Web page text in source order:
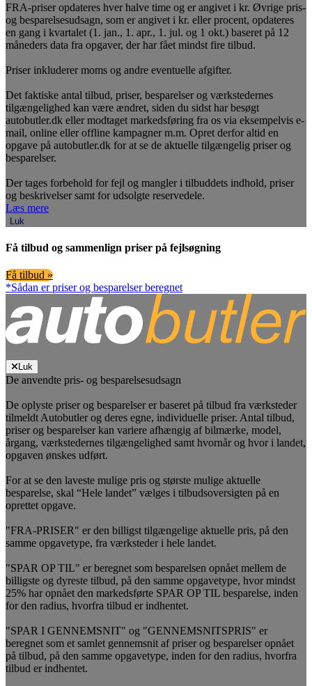
FRA-priser opdateres hver halve time og er angivet i kr. Øvrige pris-
og besparelsesudsagn, som er angivet i kr. eller procent, opdateres
en gang i kvartalet (1. jan., 1. apr., 1. jul. og 1 okt.) baseret på 12
måneders data fra opgaver, der har fået mindst fire tilbud.
Priser inkluderer moms og andre eventuelle afgifter.
Det faktiske antal tilbud, priser, besparelser og værkstedernes
tilgængelighed kan være ændret, siden du sidst har besøgt
autobutler.dk eller modtaget markedsføring fra os via eksempelvis e-
mail, online eller offline kampagner m.m. Opret derfor altid en
opgave på autobutler.dk for at se de aktuelle tilgængelig priser og
besparelser.
Der tages forbehold for fejl og mangler i tilbuddets indhold, priser
og beskrivelser samt for udsolgte reservedele.
Læs mere
Luk
Få tilbud og sammenlign priser på fejlsøgning
Få tilbud »
*Sådan er priser og besparelser beregnet
Luk
De anvendte pris- og besparelsesudsagn
De oplyste priser og besparelser er baseret på tilbud fra værksteder
tilmeldt Autobutler og deres egne, individuelle priser. Antal tilbud,
priser og besparelser kan variere afhængig af bilmærke, model,
årgang, værkstedernes tilgængelighed samt hvornår og hvor i landet,
opgaven ønskes udført.
For at se den laveste mulige pris og største mulige aktuelle
besparelse, skal “Hele landet” vælges i tilbudsoversigten på en
oprettet opgave.
"FRA-PRISER" er den billigst tilgængelige aktuelle pris, på den
samme opgavetype, fra værksteder i hele landet.
"SPAR OP TIL" er beregnet som besparelsen opnået mellem de
billigste og dyreste tilbud, på den samme opgavetype, hvor mindst
25% har opnået den markedsførte SPAR OP TIL besparelse, inden
for den radius, hvorfra tilbud er indhentet.
"SPAR I GENNEMSNIT" og "GENNEMSNITSPRIS" er
beregnet som et samlet gennemsnit af priser og besparelser opnået
på tilbud, på den samme opgavetype, inden for den radius, hvorfra
tilbud er indhentet.